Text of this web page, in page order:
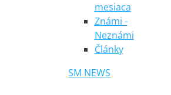
mesiaca
Známi -
Neznámi
Články
SM NEWS